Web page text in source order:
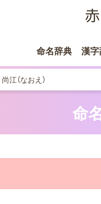
命名辞典 漢
尚江（なおえ）
命